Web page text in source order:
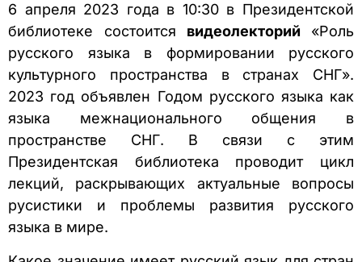
6 апреля 2023 года в 10:30 в Президентской
библиотеке состоится видеолекторий «Роль
русского языка в формировании русского
культурного пространства в странах СНГ».
2023 год объявлен Годом русского языка как
языка межнационального общения в
пространстве СНГ. В связи с этим
Президентская библиотека проводит цикл
лекций, раскрывающих актуальные вопросы
русистики и проблемы развития русского
языка в мире.